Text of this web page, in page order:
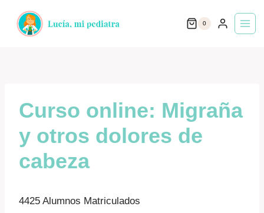
0
Curso online: Migraña
y otros dolores de
cabeza
4425 Alumnos Matriculados